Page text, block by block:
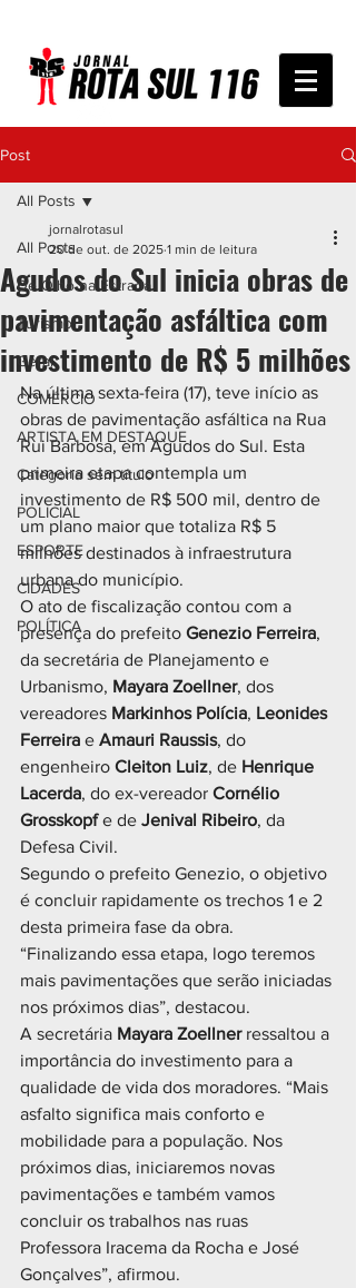
Post
All Posts
De Olho na Estrada
Turismo
Geral
COMÉRCIO
ARTISTA EM DESTAQUE
Categoria sem título
POLICIAL
ESPORTE
CIDADES
POLÍTICA
All Posts
Agudos do Sul inicia obras de
pavimentação asfáltica com
investimento de R$ 5 milhões
jornalrotasul
20 de out. de 2025 1 min de leitura
Na última sexta-feira (17), teve início as
obras de pavimentação asfáltica na Rua
Rui Barbosa, em Agudos do Sul. Esta
primeira etapa contempla um
investimento de R$ 500 mil, dentro de
um plano maior que totaliza R$ 5
milhões destinados à infraestrutura
urbana do município.
O ato de fiscalização contou com a
presença do prefeito Genezio Ferreira,
da secretária de Planejamento e
Urbanismo, Mayara Zoellner, dos
vereadores Markinhos Polícia, Leonides
Ferreira e Amauri Raussis, do
engenheiro Cleiton Luiz, de Henrique
Lacerda, do ex-vereador Cornélio
Grosskopf e de Jenival Ribeiro, da
Defesa Civil.
Segundo o prefeito Genezio, o objetivo
é concluir rapidamente os trechos 1 e 2
desta primeira fase da obra.
“Finalizando essa etapa, logo teremos
mais pavimentações que serão iniciadas
nos próximos dias”, destacou.
A secretária Mayara Zoellner ressaltou a
importância do investimento para a
qualidade de vida dos moradores. “Mais
asfalto significa mais conforto e
mobilidade para a população. Nos
próximos dias, iniciaremos novas
pavimentações e também vamos
concluir os trabalhos nas ruas
Professora Iracema da Rocha e José
Gonçalves”, afirmou.